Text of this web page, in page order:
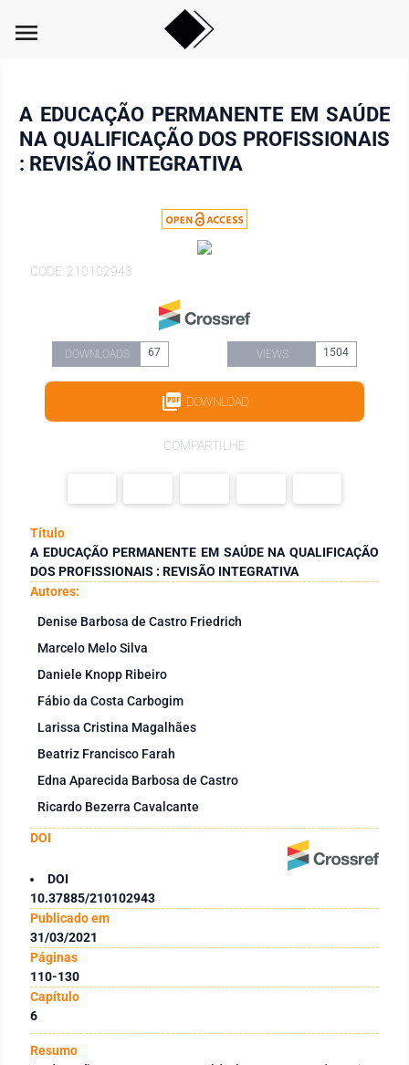
menu
A EDUCAÇÃO PERMANENTE EM SAÚDE
NA QUALIFICAÇÃO DOS PROFISSIONAIS
: REVISÃO INTEGRATIVA
CODE: 210102943
DOWNLOADS 67 VIEWS 1504
DOWNLOAD
COMPARTILHE
Título
A EDUCAÇÃO PERMANENTE EM SAÚDE NA QUALIFICAÇÃO
DOS PROFISSIONAIS : REVISÃO INTEGRATIVA
Autores:
Denise Barbosa de Castro Friedrich
Marcelo Melo Silva
Daniele Knopp Ribeiro
Fábio da Costa Carbogim
Larissa Cristina Magalhães
Beatriz Francisco Farah
Edna Aparecida Barbosa de Castro
Ricardo Bezerra Cavalcante
DOI
DOI
10.37885/210102943
Publicado em
31/03/2021
Páginas
110-130
Capítulo
6
Resumo